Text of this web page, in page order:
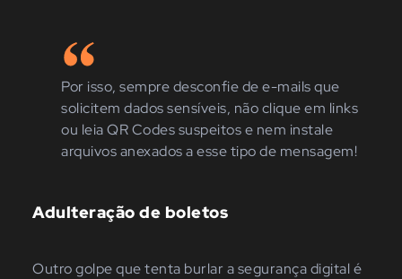
Por isso, sempre desconfie de e-mails que
solicitem dados sensíveis, não clique em links
ou leia QR Codes suspeitos e nem instale
arquivos anexados a esse tipo de mensagem!
Adulteração de boletos
Outro golpe que tenta burlar a segurança digital é